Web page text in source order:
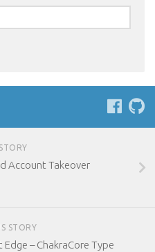
Account Takeover
STORY
– ChakraCore Type